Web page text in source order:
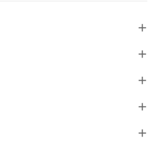




